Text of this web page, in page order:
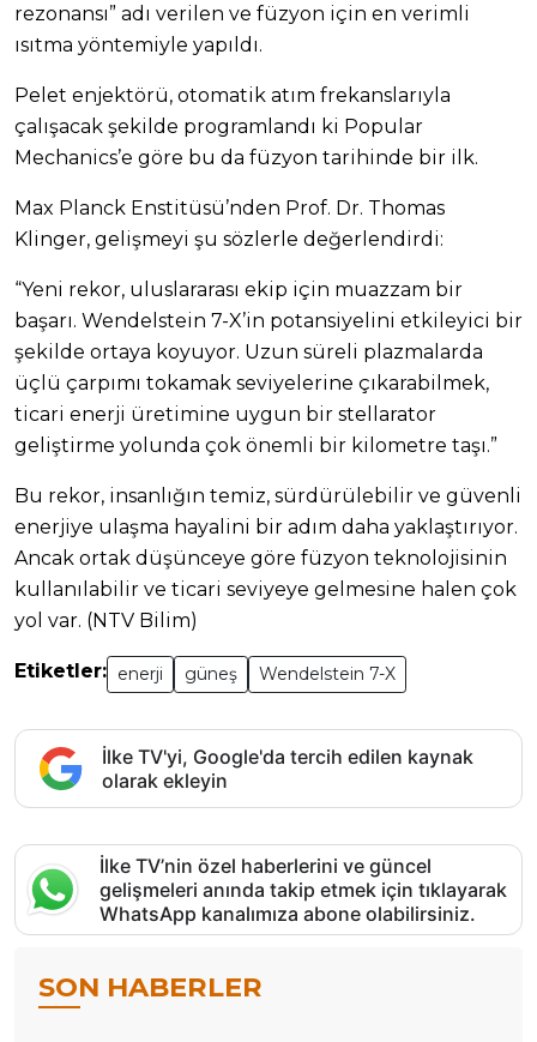
rezonansı” adı verilen ve füzyon için en verimli
ısıtma yöntemiyle yapıldı.
Pelet enjektörü, otomatik atım frekanslarıyla
çalışacak şekilde programlandı ki Popular
Mechanics’e göre bu da füzyon tarihinde bir ilk.
Max Planck Enstitüsü’nden Prof. Dr. Thomas
Klinger, gelişmeyi şu sözlerle değerlendirdi:
“Yeni rekor, uluslararası ekip için muazzam bir
başarı. Wendelstein 7-X’in potansiyelini etkileyici bir
şekilde ortaya koyuyor. Uzun süreli plazmalarda
üçlü çarpımı tokamak seviyelerine çıkarabilmek,
ticari enerji üretimine uygun bir stellarator
geliştirme yolunda çok önemli bir kilometre taşı.”
Bu rekor, insanlığın temiz, sürdürülebilir ve güvenli
enerjiye ulaşma hayalini bir adım daha yaklaştırıyor.
Ancak ortak düşünceye göre füzyon teknolojisinin
kullanılabilir ve ticari seviyeye gelmesine halen çok
yol var. (NTV Bilim)
Etiketler: enerji güneş Wendelstein 7-X
İlke TV'yi, Google'da tercih edilen kaynak
olarak ekleyin
İlke TV’nin özel haberlerini ve güncel
gelişmeleri anında takip etmek için tıklayarak
WhatsApp kanalımıza abone olabilirsiniz.
SON HABERLER